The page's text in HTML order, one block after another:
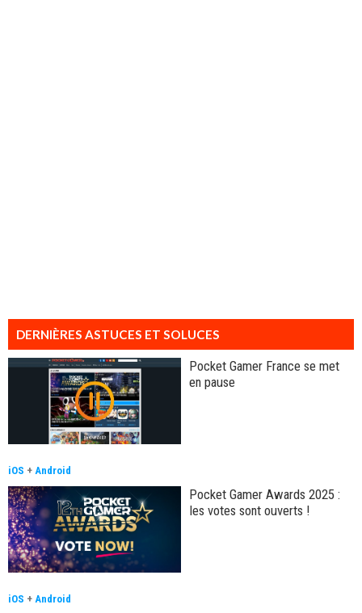
DERNIÈRES ASTUCES ET SOLUCES
Pocket Gamer France se met
en pause
iOS + Android
Pocket Gamer Awards 2025 :
les votes sont ouverts !
iOS + Android